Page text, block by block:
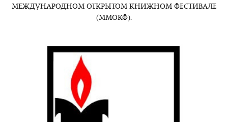
МЕЖДУНАРОДНОМ ОТКРЫТОМ КНИЖНОМ ФЕСТИВАЛЕ
(ММОКФ).